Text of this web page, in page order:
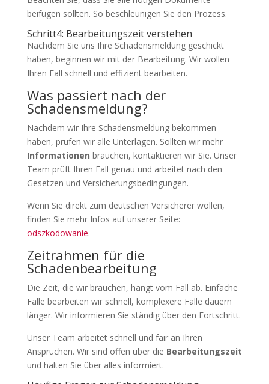
beifügen sollten. So beschleunigen Sie den Prozess.
Schritt4: Bearbeitungszeit verstehen
Nachdem Sie uns Ihre Schadensmeldung geschickt
haben, beginnen wir mit der Bearbeitung. Wir wollen
Ihren Fall schnell und effizient bearbeiten.
Was passiert nach der
Schadensmeldung?
Nachdem wir Ihre Schadensmeldung bekommen
haben, prüfen wir alle Unterlagen. Sollten wir mehr
Informationen brauchen, kontaktieren wir Sie. Unser
Team prüft Ihren Fall genau und arbeitet nach den
Gesetzen und Versicherungsbedingungen.
Wenn Sie direkt zum deutschen Versicherer wollen,
finden Sie mehr Infos auf unserer Seite:
odszkodowanie.
Zeitrahmen für die
Schadenbearbeitung
Die Zeit, die wir brauchen, hängt vom Fall ab. Einfache
Fälle bearbeiten wir schnell, komplexere Fälle dauern
länger. Wir informieren Sie ständig über den Fortschritt.
Unser Team arbeitet schnell und fair an Ihren
Ansprüchen. Wir sind offen über die Bearbeitungszeit
und halten Sie über alles informiert.